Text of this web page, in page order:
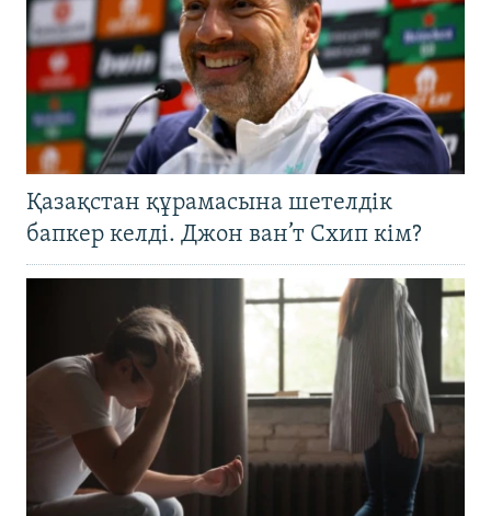
Қазақстан құрамасына шетелдік
бапкер келді. Джон ван’т Схип кім?